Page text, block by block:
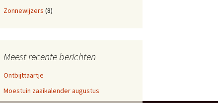
Zonnewijzers (8)
Meest recente berichten
Ontbijttaartje
Moestuin zaaikalender augustus